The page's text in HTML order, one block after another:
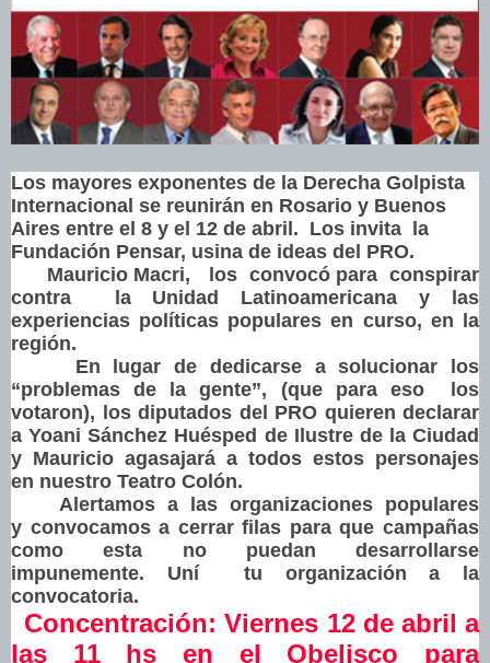
Los mayores exponentes de la Derecha Golpista
Internacional se reunirán en Rosario y Buenos
Aires entre el 8 y el 12 de abril. Los invita la
Fundación Pensar, usina de ideas del PRO.
Mauricio Macri,
los convocó para conspirar
contra la Unidad Latinoamericana y las
experiencias políticas populares en curso, en la
región.
En lugar de dedicarse a solucionar los
“problemas de la gente”, (que para eso los
votaron), los diputados del PRO quieren declarar
a Yoani Sánchez Huésped de Ilustre de la Ciudad
y Mauricio agasajará a todos estos personajes
en nuestro Teatro Colón.
Alertamos a las organizaciones populares
y convocamos a cerrar filas para que campañas
como esta no puedan desarrollarse
impunemente. Uní tu organización a la
convocatoria.
Concentración: Viernes 12 de abril a
las 11 hs en el Obelisco para